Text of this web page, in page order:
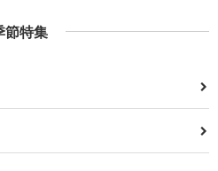
節特集